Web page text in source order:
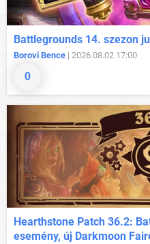
0
Battlegrounds 14. szezon
Borovi Bence | 2026.08.02 17:00
Hearthstone Patch 36.2:
esemény, új Darkmoon